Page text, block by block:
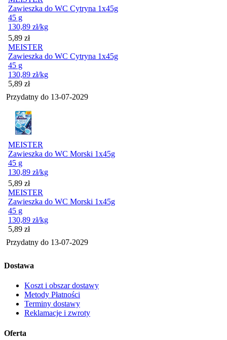
Zawieszka do WC Cytryna 1x45g
45 g
130,89 zł/kg
Cena
5,89 zł
MEISTER
Zawieszka do WC Cytryna 1x45g
45 g
130,89 zł/kg
Cena
5,89 zł
Przydatny do 13-07-2029
MEISTER
Zawieszka do WC Morski 1x45g
45 g
130,89 zł/kg
Cena
5,89 zł
MEISTER
Zawieszka do WC Morski 1x45g
45 g
130,89 zł/kg
Cena
5,89 zł
Przydatny do 13-07-2029
Dostawa
Koszt i obszar dostawy
Metody Płatności
Terminy dostawy
Reklamacje i zwroty
Oferta